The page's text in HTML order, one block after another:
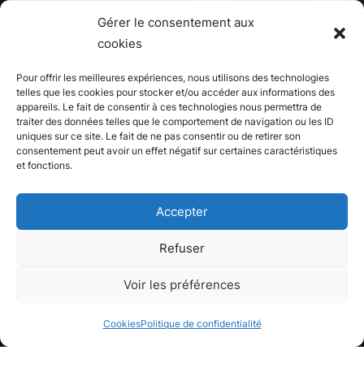
Gérer le consentement aux
cookies
Pour offrir les meilleures expériences, nous utilisons des technologies
telles que les cookies pour stocker et/ou accéder aux informations des
appareils. Le fait de consentir à ces technologies nous permettra de
traiter des données telles que le comportement de navigation ou les ID
uniques sur ce site. Le fait de ne pas consentir ou de retirer son
consentement peut avoir un effet négatif sur certaines caractéristiques
et fonctions.
Accepter
Refuser
Voir les préférences
CookiesPolitique de confidentialité